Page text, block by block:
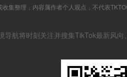
集整理，内容属作者个人观点，不代表
导航将时刻关注并搜集TikTok最新风